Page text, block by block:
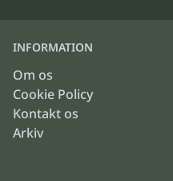
INFORMATION
Om os
Cookie Policy
Kontakt os
Arkiv